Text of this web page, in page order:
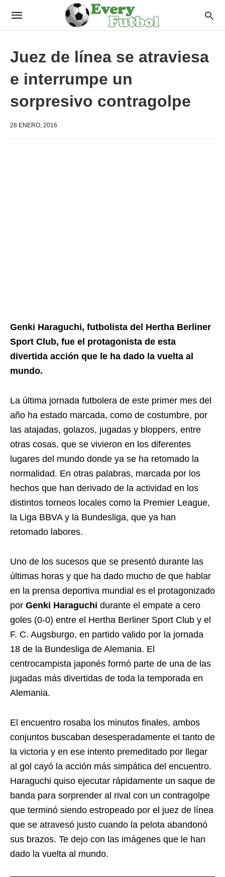
Juez de línea se atraviesa
e interrumpe un
sorpresivo contragolpe
28 ENERO, 2016
Genki Haraguchi, futbolista del Hertha Berliner
Sport Club, fue el protagonista de esta
divertida acción que le ha dado la vuelta al
mundo.
La última jornada futbolera de este primer mes del
año ha estado marcada, como de costumbre, por
las atajadas, golazos, jugadas y bloppers, entre
otras cosas, que se vivieron en los diferentes
lugares del mundo donde ya se ha retomado la
normalidad. En otras palabras, marcada por los
hechos que han derivado de la actividad en los
distintos torneos locales como la Premier League,
la Liga BBVA y la Bundesliga, que ya han
retomado labores.
Uno de los sucesos que se presentó durante las
últimas horas y que ha dado mucho de que hablar
en la prensa deportiva mundial es el protagonizado
por Genki Haraguchi durante el empate a cero
goles (0-0) entre el Hertha Berliner Sport Club y el
F. C. Augsburgo, en partido valido por la jornada
18 de la Bundesliga de Alemania. El
centrocampista japonés formó parte de una de las
jugadas más divertidas de toda la temporada en
Alemania.
El encuentro rosaba los minutos finales, ambos
conjuntos buscaban desesperadamente el tanto de
la victoria y en ese intento premeditado por llegar
al gol cayó la acción más simpática del encuentro.
Haraguchi quiso ejecutar rápidamente un saque de
banda para sorprender al rival con un contragolpe
que terminó siendo estropeado por el juez de línea
que se atravesó justo cuando la pelota abandonó
sus brazos. Te dejo con las imágenes que le han
dado la vuelta al mundo.